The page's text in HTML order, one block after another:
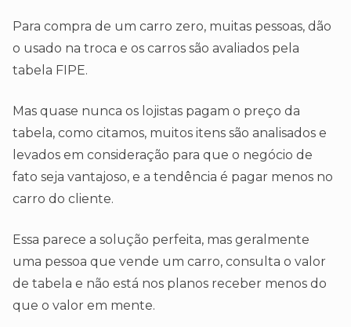
Para compra de um carro zero, muitas pessoas, dão
o usado na troca e os carros são avaliados pela
tabela FIPE.
Mas quase nunca os lojistas pagam o preço da
tabela, como citamos, muitos itens são analisados e
levados em consideração para que o negócio de
fato seja vantajoso, e a tendência é pagar menos no
carro do cliente.
Essa parece a solução perfeita, mas geralmente
uma pessoa que vende um carro, consulta o valor
de tabela e não está nos planos receber menos do
que o valor em mente.